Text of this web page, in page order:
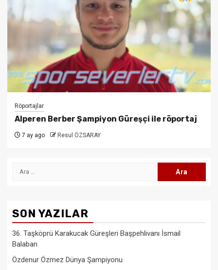
Röportajlar
Alperen Berber Şampiyon Güreşçi ile röportaj
7 ay ago Resul ÖZSARAY
Arama:
SON YAZILAR
36. Taşköprü Karakucak Güreşleri Başpehlivanı İsmail
Balaban
Özdenur Özmez Dünya Şampiyonu